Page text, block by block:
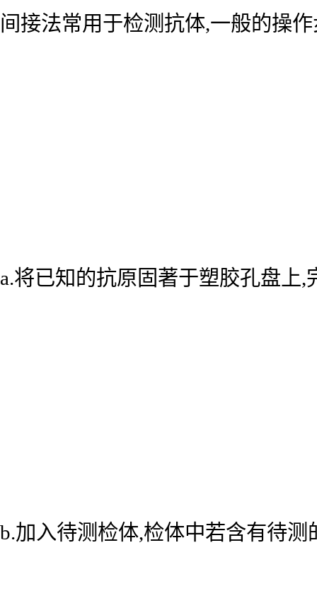
间接法常用于检测抗体,一般的操
a.将已知的抗原固著于塑胶孔盘上
b.加入待测检体,检体中若含有待